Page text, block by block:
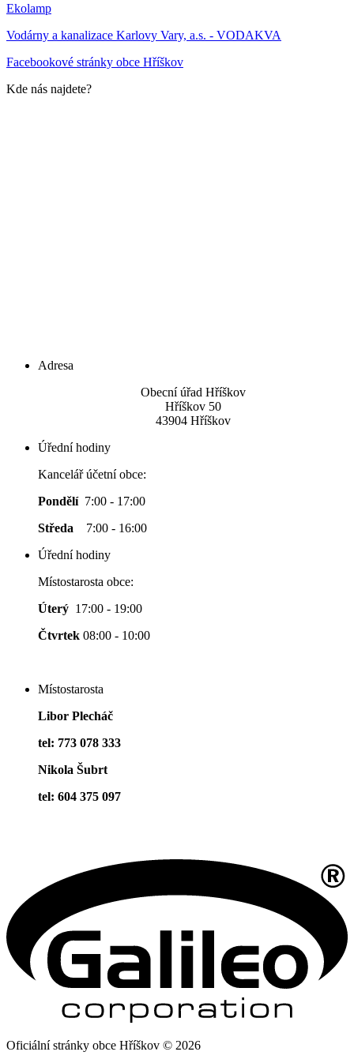
Ekolamp
Vodárny a kanalizace Karlovy Vary, a.s. - VODAKVA
Facebookové stránky obce Hříškov
Kde nás najdete?
Adresa
Obecní úřad Hříškov
Hříškov 50
43904 Hříškov
Úřední hodiny
Kancelář účetní obce:
Pondělí 7:00 - 17:00
Středa 7:00 - 16:00
Úřední hodiny
Místostarosta obce:
Úterý 17:00 - 19:00
Čtvrtek 08:00 - 10:00
Místostarosta
Libor Plecháč
tel: 773 078 333
Nikola Šubrt
tel: 604 375 097
Oficiální stránky obce Hříškov © 2026